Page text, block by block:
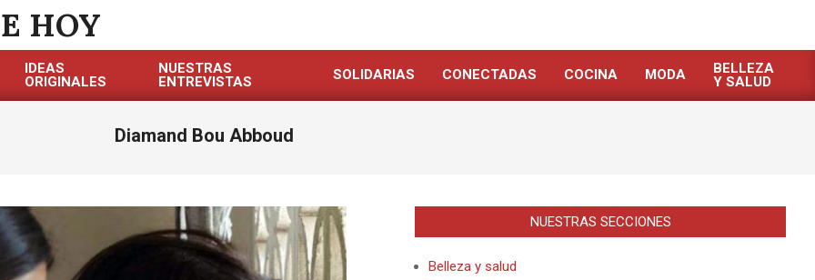
HOY
IDEAS
ORIGINALES
NUESTRAS
ENTREVISTAS
SOLIDARIAS CONECTADAS COCINA MODA
BELLEZA
Y SALUD
Diamand Bou Abboud
NUESTRAS SECCIONES
Belleza y salud